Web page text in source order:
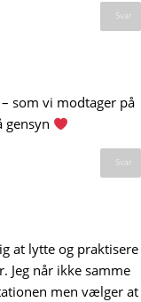
Svar
som vi modtager på
gensyn
Svar
at lytte og praktisere
Jeg når ikke samme
men vælger at